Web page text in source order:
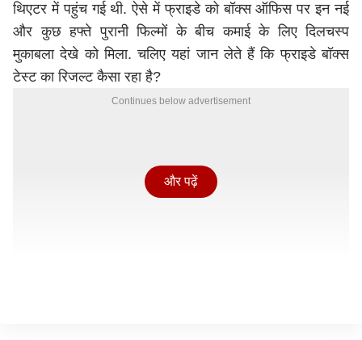
थिएटर में पहुंच गई थी. ऐसे में फ्राइडे को बॉक्स ऑफिस पर इन नई
और कुछ हफ्ते पुरानी फिल्मों के बीच कमाई के लिए दिलचस्प
मुकाबला देखे को मिला. चलिए यहां जान लेते हैं कि फ्राइडे बॉक्स
टेस्ट का रिजल्ट कैसा रहा है?
Continues below advertisement
और पढ़ें